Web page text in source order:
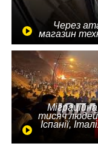
Через
магазин
тисяч людей
Іспанії,